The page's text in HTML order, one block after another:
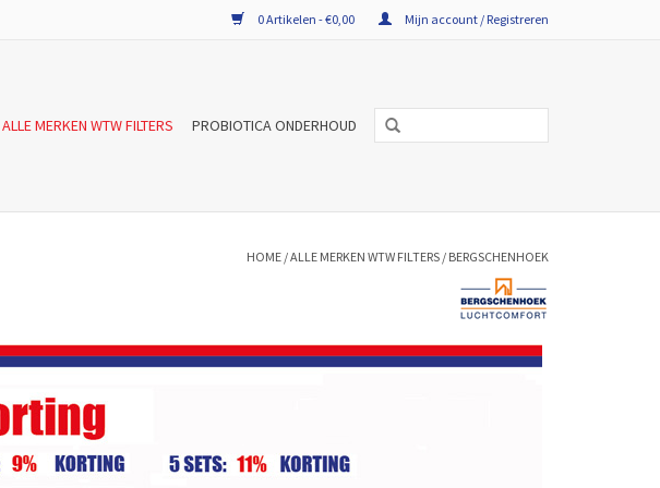
0 Artikelen - €0,00 Mijn account / Registreren
ALLE MERKEN WTW FILTERS PROBIOTICA ONDERHOUD
HOME /ALLE MERKEN WTW FILTERS / BERGSCHENHOEK